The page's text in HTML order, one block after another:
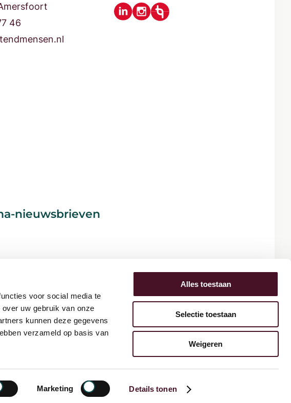
voor social media te
uw gebruik van onze
kunnen deze gegevens
verzameld op basis van
Marketing Details tonen
Alles toestaan
Selectie toestaan
Weigeren
46
nieuwsbrieven
- Onderdeel vanTwynstraGudde